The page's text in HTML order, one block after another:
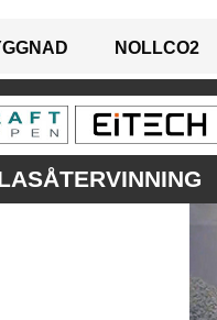
NOLLCO2